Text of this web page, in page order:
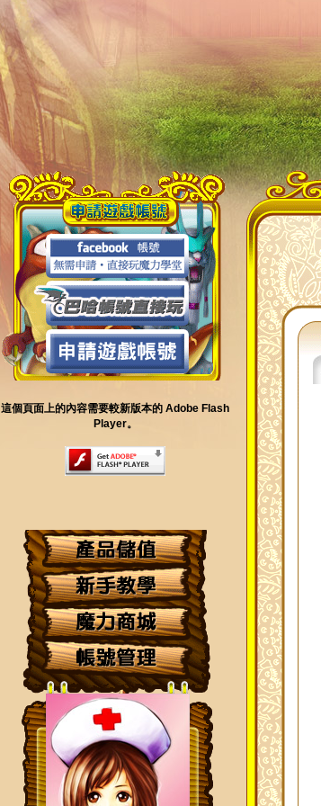
這個頁面上的內容需要較新版本的 Adobe Flash
Player。